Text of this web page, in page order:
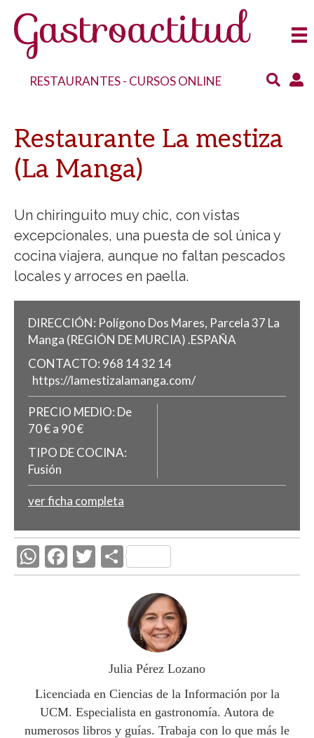
RESTAURANTES- CURSOS ONLINE
Restaurante La mestiza
(La Manga)
Un chiringuito muy chic, con vistas
excepcionales, una puesta de sol única y
cocina viajera, aunque no faltan pescados
locales y arroces en paella.
DIRECCIÓN: Polígono Dos Mares, Parcela 37 La
Manga (REGIÓN DE MURCIA) .ESPAÑA
CONTACTO: 968 14 32 14
https://lamestizalamanga.com/
PRECIO MEDIO: De
70 € a 90 €
TIPO DE COCINA:
Fusión
ver ficha completa
W
h
p
F
ac
k
T
w
C
o
m
p
ar
ti
r
Julia Pérez Lozano
Licenciada en Ciencias de la Información por la
UCM. Especialista en gastronomía. Autora de
numerosos libros y guías. Trabaja con lo que más le